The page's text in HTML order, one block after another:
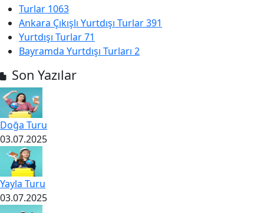
Turlar 1063
Ankara Çıkışlı Yurtdışı Turlar391
Yurtdışı Turlar71
Bayramda Yurtdışı Turları 2
Son Yazılar
Doğa Turu
03.07.2025
Yayla Turu
03.07.2025